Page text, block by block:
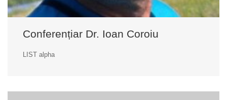
Conferențiar Dr. Ioan Coroiu
LIST alpha